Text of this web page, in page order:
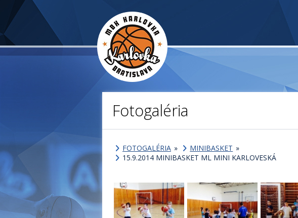
Fotogaléria
FOTOGALÉRIA » MINIBASKET »
15.9.2014 MINIBASKET ML MINI KARLOVESKÁ